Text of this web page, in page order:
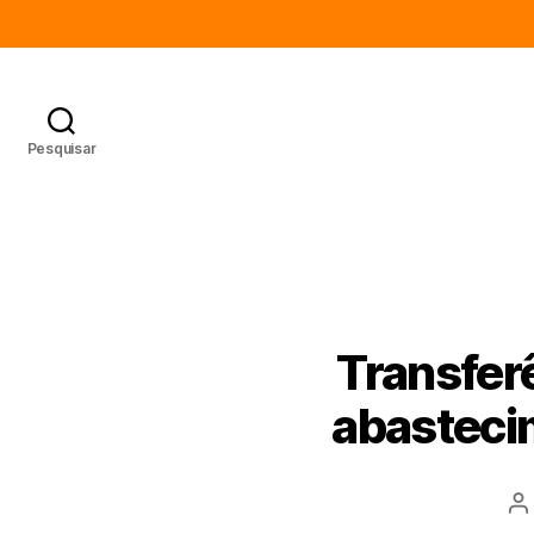
Pesquisar